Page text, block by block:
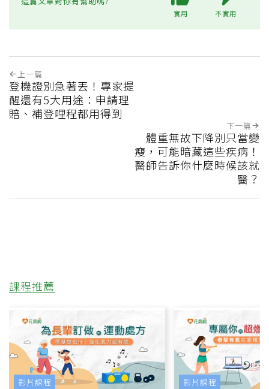
實用 不實用
上一篇
登機證別急著丟！專家提
醒還有5大用途：申請理
賠、補登哩程都用得到
下一篇
體重無故下降別只當變
瘦，可能暗藏這些疾病！
醫師告訴你什麼時候該就
醫？
課程推薦
影片課程 影片課程